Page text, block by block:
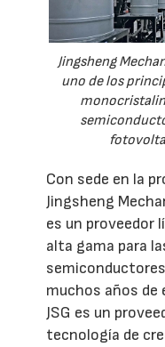
Jingsheng
uno de los
Con sede en la
Jingsheng
es un proveedor
alta gama para
muchos años de
JSG es un
tecnología de